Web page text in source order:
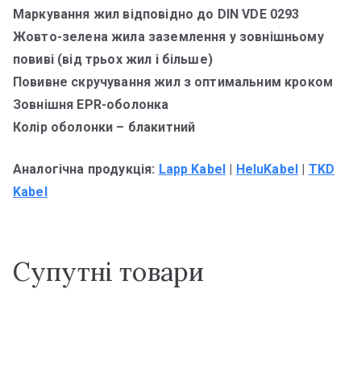
Маркування жил відповідно до DIN VDE 0293
Жовто-зелена жила заземлення у зовнішньому
повиві (від трьох жил і більше)
Повивне скручування жил з оптимальним кроком
Зовнішня EPR-оболонка
Колір оболонки – блакитний
Аналогічна продукція: Lapp Kabel | HeluKabel | TKD
Kabel
Супутні товари